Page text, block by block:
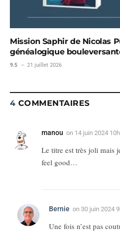
Mission Saphir de Nicolas
généalogique
9.5 21 juillet 2026
4 COMMENTAIRES
manou on 14 juin 2024
Le titre est très joli mais
feel good…
Bernie on 30 juin 2024
Une fois n’est pas